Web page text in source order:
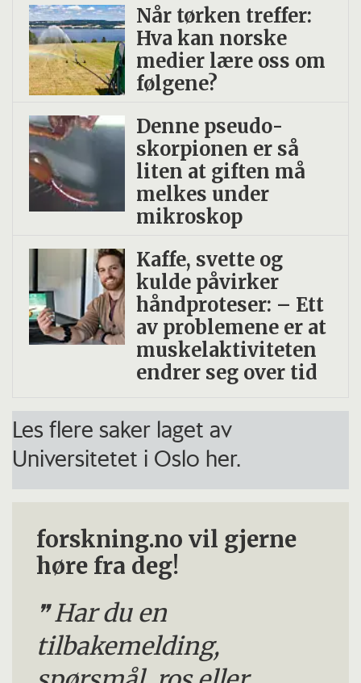
Når tørken treffer:
Hva kan norske
medier lære oss om
følgene?
Denne pseudo­
skorpionen er så
liten at giften må
melkes under
mikroskop
Kaffe, svette og
kulde påvirker
håndproteser: – Ett
av problemene er at
muskelaktiviteten
endrer seg over tid
Les flere saker laget av
Universitetet i Oslo her.
forskning.no vil gjerne
høre fra deg!
Har du en
tilbakemelding,